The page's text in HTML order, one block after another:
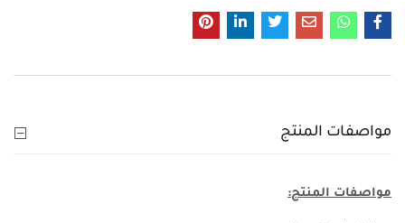
مواصفات المنتج
مواصفات المنتج: